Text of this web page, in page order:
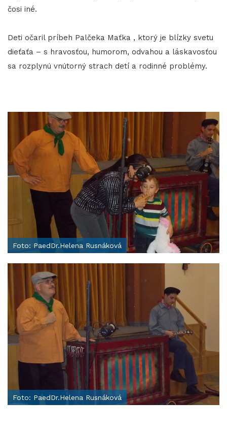
čosi iné.
Deti očaril príbeh Palčeka Maťka , ktorý je blízky svetu
dieťaťa – s hravosťou, humorom, odvahou a láskavosťou
sa rozplynú vnútorný strach detí a rodinné problémy.
Foto: PaedDr.Helena Rusnáková
Foto: PaedDr.Helena Rusnáková